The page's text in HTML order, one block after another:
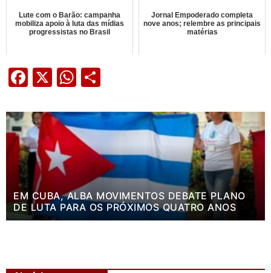
Lute com o Barão: campanha
mobiliza apoio à luta das mídias
progressistas no Brasil
Jornal Empoderado completa
nove anos; relembre as principais
matérias
Facebook
X WhatsApp
EM CUBA, ALBA MOVIMENTOS DEBATE PLANO
DE LUTA PARA OS PRÓXIMOS QUATRO ANOS